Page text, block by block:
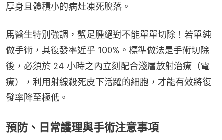
厚身且體積小的病灶凍死脫落。
馬醫生特別強調，蟹足腫絕對不能單單切除！若單純
做手術，其復發率近乎 100%。標準做法是手術切除
後，必須於 24 小時之內立刻配合淺層放射治療（電
療），利用射線殺死皮下活躍的細胞，才能有效將復
發率降至極低。
預防、日常護理與手術注意事項